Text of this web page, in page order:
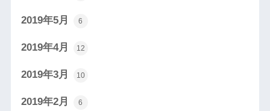
2019年5月 6
2019年4月 12
2019年3月 10
2019年2月 6